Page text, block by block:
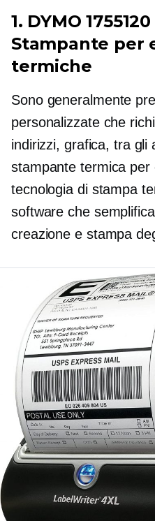
1. DYMO
Stampante per
termiche
Sono generalmente
personalizzate che
indirizzi, grafica, tra gli
stampante termica per
tecnologia di stampa
software che
creazione e stampa